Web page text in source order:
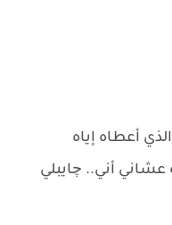
أعطاه إياه
عشاني أني.. چايبلي